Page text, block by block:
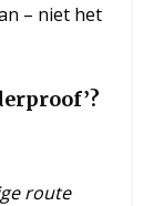
– niet het
route